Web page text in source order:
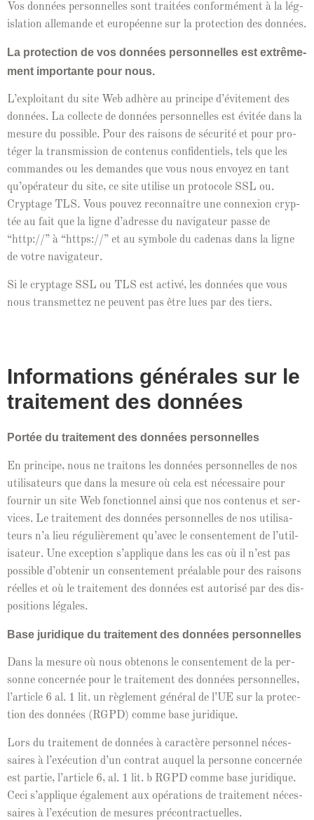
Vos don­nées per­son­nelles sont traitées con­for­mé­ment à la lég­
is­la­tion alle­mande et européenne sur la pro­tec­tion des données.
La pro­tec­tion de vos don­nées per­son­nelles est extrême­
ment impor­tante pour nous.
L’ex­ploitant du site Web adhère au principe d’évite­ment des
don­nées. La col­lecte de don­nées per­son­nelles est évitée dans la
mesure du pos­si­ble. Pour des raisons de sécu­rité et pour pro­
téger la trans­mis­sion de con­tenus con­fi­den­tiels, tels que les
com­man­des ou les deman­des que vous nous envoyez en tant
qu’opéra­teur du site, ce site utilise un pro­to­cole SSL ou.
Cryptage TLS. Vous pou­vez recon­naître une con­nex­ion cryp­
tée au fait que la ligne d’adresse du nav­i­ga­teur passe de
“http://” à “https://” et au sym­bole du cade­nas dans la ligne
de votre navigateur.
Si le cryptage SSL ou TLS est activé, les don­nées que vous
nous trans­met­tez ne peu­vent pas être lues par des tiers.
Informations générales sur le
traitement des données
Portée du traite­ment des don­nées personnelles
En principe, nous ne traitons les don­nées per­son­nelles de nos
util­isa­teurs que dans la mesure où cela est néces­saire pour
fournir un site Web fonc­tion­nel ain­si que nos con­tenus et ser­
vices. Le traite­ment des don­nées per­son­nelles de nos util­isa­
teurs n’a lieu régulière­ment qu’avec le con­sen­te­ment de l’u­til­
isa­teur. Une excep­tion s’ap­plique dans les cas où il n’est pas
pos­si­ble d’obtenir un con­sen­te­ment préal­able pour des raisons
réelles et où le traite­ment des don­nées est autorisé par des dis­
po­si­tions légales.
Base juridique du traite­ment des don­nées personnelles
Dans la mesure où nous obtenons le con­sen­te­ment de la per­
son­ne con­cernée pour le traite­ment des don­nées per­son­nelles,
l’ar­ti­cle 6 al. 1 lit. un règle­ment général de l’UE sur la pro­tec­
tion des don­nées (RGPD) comme base juridique.
Lors du traite­ment de don­nées à car­ac­tère per­son­nel néces­
saires à l’exé­cu­tion d’un con­trat auquel la per­son­ne con­cernée
est par­tie, l’ar­ti­cle 6, al. 1 lit. b RGPD comme base juridique.
Ceci s’ap­plique égale­ment aux opéra­tions de traite­ment néces­
saires à l’exé­cu­tion de mesures précontractuelles.